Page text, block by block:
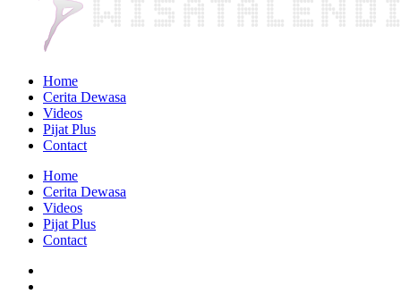
Home
Cerita Dewasa
Videos
Pijat Plus
Contact
Home
Cerita Dewasa
Videos
Pijat Plus
Contact